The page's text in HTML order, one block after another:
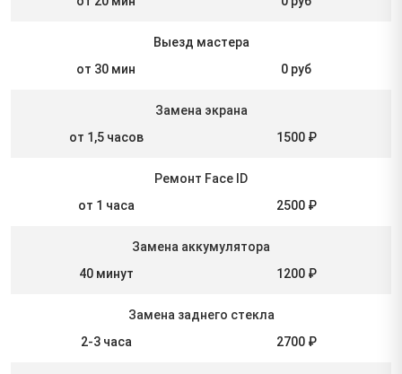
Выезд мастера
от 30 мин
0 руб
Замена экрана
от 1,5 часов
1500 ₽
Ремонт Face ID
от 1 часа
2500 ₽
Замена аккумулятора
40 минут
1200 ₽
Замена заднего стекла
2-3 часа
2700 ₽